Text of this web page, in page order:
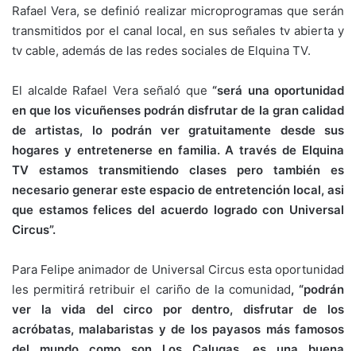
Rafael Vera, se definió realizar microprogramas que serán
transmitidos por el canal local, en sus señales tv abierta y
tv cable, además de las redes sociales de Elquina TV.
El alcalde Rafael Vera señaló que “será una oportunidad
en que los vicuñenses podrán disfrutar de la gran calidad
de artistas, lo podrán ver gratuitamente desde sus
hogares y entretenerse en familia. A través de Elquina
TV estamos transmitiendo clases pero también es
necesario generar este espacio de entretención local, asi
que estamos felices del acuerdo logrado con Universal
Circus”.
Para Felipe animador de Universal Circus esta oportunidad
les permitirá retribuir el cariño de la comunidad, “podrán
ver la vida del circo por dentro, disfrutar de los
acróbatas, malabaristas y de los payasos más famosos